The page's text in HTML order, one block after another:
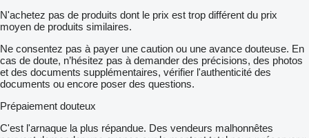
N'achetez pas de produits dont le prix est trop différent du prix
moyen de produits similaires.
Ne consentez pas à payer une caution ou une avance douteuse. En
cas de doute, n’hésitez pas à demander des précisions, des photos
et des documents supplémentaires, vérifier l'authenticité des
documents ou encore poser des questions.
Prépaiement douteux
C'est l'arnaque la plus répandue. Des vendeurs malhonnêtes